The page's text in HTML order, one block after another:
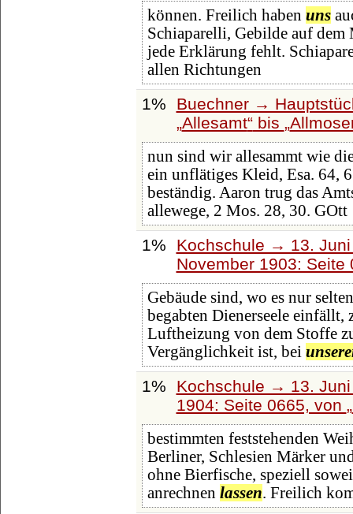
können. Freilich haben uns
Schiaparelli, Gebilde auf dem
jede Erklärung fehlt.
allen Richtungen
1%
Buechner →
Allesamt bis
nun sind wir allesammt wie
ein unflätiges Kleid, Esa. 64,
beständig. Aaron trug das
allewege, 2 Mos. 28, 30. GOtt
1%
Kochschule → 13.
November 1903: Seite
Gebäude sind, wo es nur
begabten Dienerseele einfällt,
Luftheizung von dem Stoffe
Vergänglichkeit ist, bei
1%
Kochschule → 13.
1904: Seite 0665, von
bestimmten feststehenden
Berliner, Schlesien Märker
ohne Bierfische, speziell
anrechnen lassen. Freilich